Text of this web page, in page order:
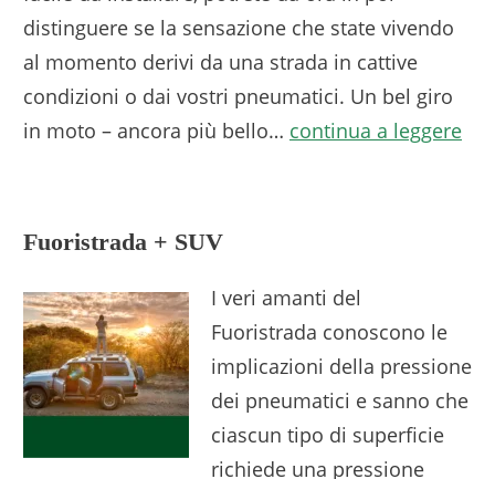
distinguere se la sensazione che state vivendo
al momento derivi da una strada in cattive
condizioni o dai vostri pneumatici. Un bel giro
in moto – ancora più bello… continua a leggere
Fuoristrada + SUV
I veri amanti del
Fuoristrada conoscono le
implicazioni della pressione
dei pneumatici e sanno che
ciascun tipo di superficie
richiede una pressione